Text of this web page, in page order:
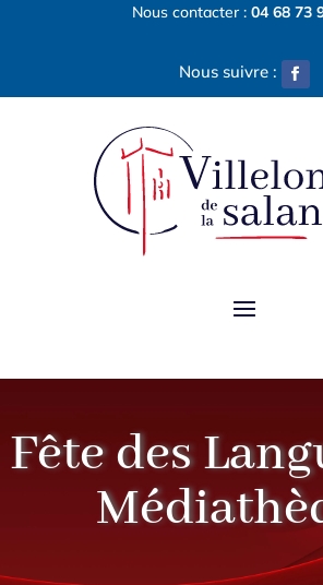
Nous contacter :04 68 73
Fête des